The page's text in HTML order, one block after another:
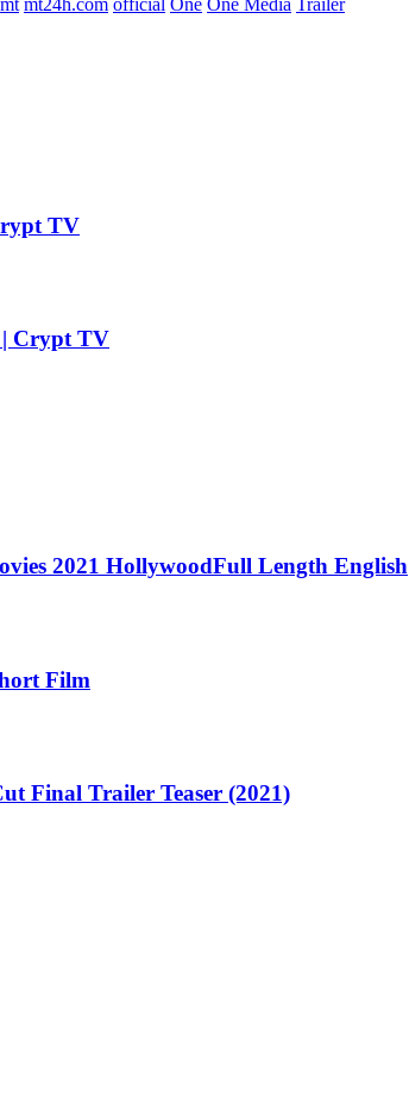
TV
| Crypt TV
2021 HollywoodFull Length English
Film
Final Trailer Teaser (2021)